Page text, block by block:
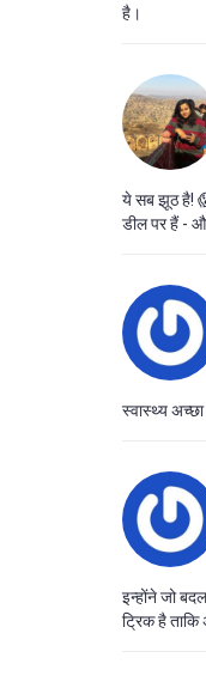
है।
ये सब झूठ है!
डील पर हैं -
स्वास्थ्य
इन्होंने जो
ट्रिक है